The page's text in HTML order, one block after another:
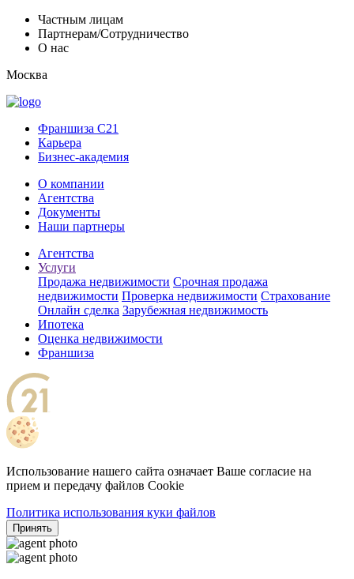
Частным лицам
Партнерам/Сотрудничество
О нас
Москва
Франшиза C21
Карьера
Бизнес-академия
О компании
Агентства
Документы
Наши партнеры
Агентства
Услуги
Продажа недвижимости Срочная продажа
недвижимости Проверка недвижимости Страхование
Онлайн сделка Зарубежная недвижимость
Ипотека
Оценка недвижимости
Франшиза
Использование нашего сайта означает Ваше согласие на
прием и передачу файлов Cookie
Политика использования куки файлов
Принять